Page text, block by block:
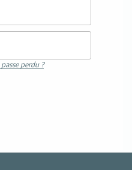
perdu ?